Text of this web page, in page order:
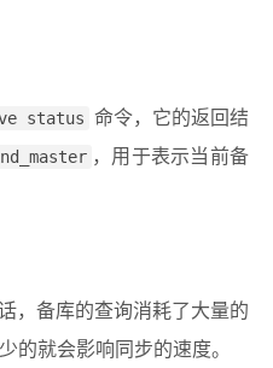
status 命令，它的返回结
，用于表示当前备
，备库的查询消耗了大量的
的就会影响同步的速度。